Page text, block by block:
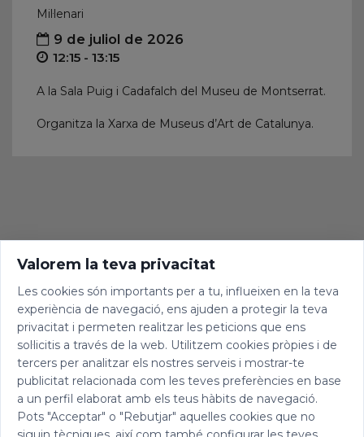
Mil·lenari
9 de juliol de 2026
12:15 - 13:15
A la Sala Puig i Cadafalch del Museu de Montserrat.
Organitza la Xarxa de Museus d’Art de Catalunya.
Valorem la teva privacitat
Les cookies són importants per a tu, influeixen en la teva
experiència de navegació, ens ajuden a protegir la teva
privacitat i permeten realitzar les peticions que ens
sol·licitis a través de la web. Utilitzem cookies pròpies i de
tercers per analitzar els nostres serveis i mostrar-te
publicitat relacionada com les teves preferències en base
a un perfil elaborat amb els teus hàbits de navegació.
Pots "Acceptar" o "Rebutjar" aquelles cookies que no